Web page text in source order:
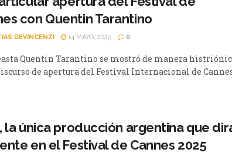
con Quentin Tarantino
DEVINCENZI 14 MAYO, 2025 0
Quentin Tarantino se mostró de manera
de apertura del Festival Internacional de
la única producción argentina que
en el Festival de Cannes 2025